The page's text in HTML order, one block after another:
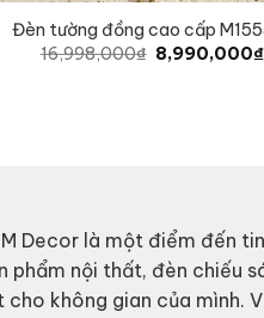
Đèn tường đồng cao cấp
16,998,000₫ Original
price
8,990,000₫
Decor là một điểm đến
phẩm nội thất, đèn chiếu
cho không gian của mình.